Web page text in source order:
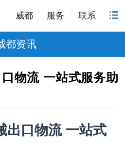
威都 服务 联系
都资讯
物流 一站式服务助
出口物流 一站式